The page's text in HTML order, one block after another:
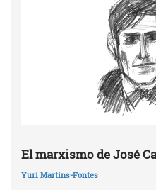
El marxismo de José
Yuri Martins-Fontes